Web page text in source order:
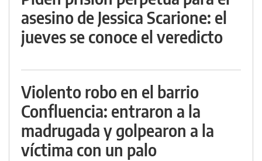
asesino de Jessica Scarione: el
jueves se conoce el veredicto
Violento robo en el barrio
Confluencia: entraron a la
madrugada y golpearon a la
víctima con un palo